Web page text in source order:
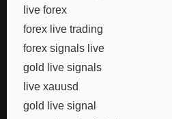
live forex
forex live trading
forex signals live
gold live signals
live xauusd
gold live signal